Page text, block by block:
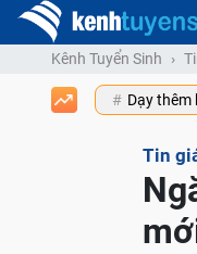
Kênh Tuyển Sinh
Dạy thêm
Tin